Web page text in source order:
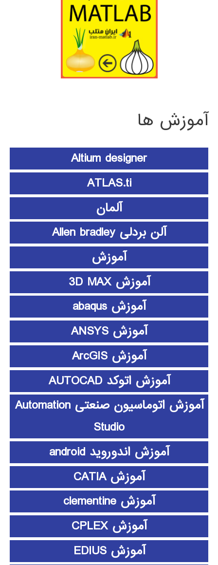
آموزش ها
Altium designer
ATLAS.ti
آلمان
آلن بردلی Allen bradley
آموزش
آموزش 3D MAX
آموزش abaqus
آموزش ANSYS
آموزش ArcGIS
آموزش اتوکد AUTOCAD
آموزش اتوماسیون صنعتی Automation
Studio
آموزش اندوروید android
آموزش CATIA
آموزش clementine
آموزش CPLEX
آموزش EDIUS